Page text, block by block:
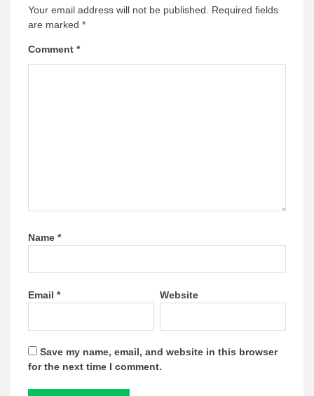
Your email address will not be published.
Required fields
are marked *
Comment *
Name *
Email * Website
Save my name, email, and website in this browser
for the next time I comment.